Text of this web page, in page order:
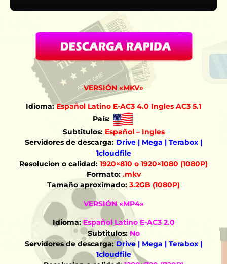
VERSIÓN «MKV»
Idioma: Español Latino E-AC3 4.0 Ingles AC3 5.1
País:
Subtitulos: Español – Ingles
Servidores de descarga: Drive | Mega | Terabox |
1cloudfile
Resolucion o calidad: 1920×810 o 1920×1080 (1080P)
Formato: .mkv
Tamaño aproximado: 3.2GB (1080P)
VERSIÓN «MP4»
Idioma: Español Latino E-AC3 2.0
Subtitulos: No
Servidores de descarga: Drive | Mega | Terabox |
1cloudfile